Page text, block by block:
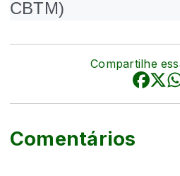
CBTM)
Compartilhe
Comentários